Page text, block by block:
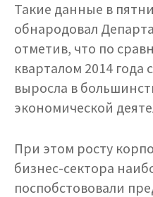
Такие данные в
обнародовал
отметив, что по
кварталом 2014
выросла в
экономической
При этом росту
бизнес-сектора
поспобстововали